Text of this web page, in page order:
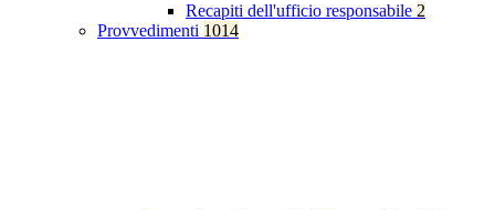
Recapiti dell'ufficio responsabile 2
Provvedimenti 1014